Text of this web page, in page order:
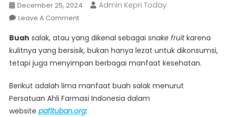
December 25, 2024 Admin Kepri Today
Leave A CommentOn
Manfaat
Buah
Salak
Kesehatan
Yang
Jarang
Buah salak, atau yang dikenal sebagai snake fruitkarena
kulitnya yang bersisik, bukan hanya lezat untuk dikonsumsi,
tetapi juga menyimpan berbagai manfaat kesehatan.
Berikut adalah lima manfaat buah salak menurut
Persatuan Ahli Farmasi Indonesia dalam
website pafituban.org: